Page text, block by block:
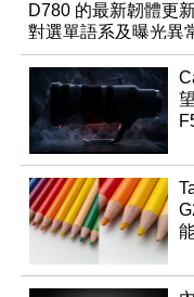
D780 的最新韌體更
對選單語系及曝光異
行修復